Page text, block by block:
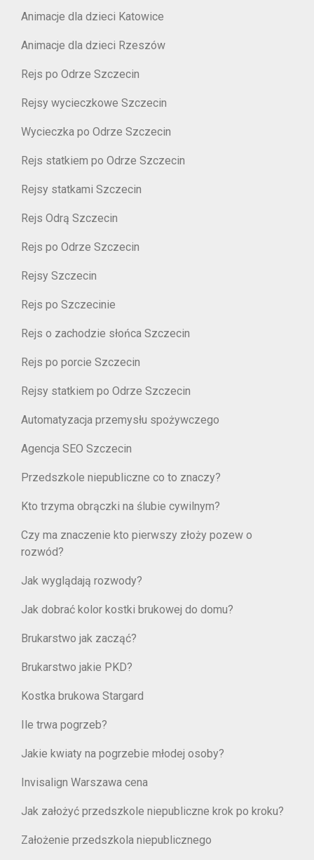
Animacje dla dzieci Katowice
Animacje dla dzieci Rzeszów
Rejs po Odrze Szczecin
Rejsy wycieczkowe Szczecin
Wycieczka po Odrze Szczecin
Rejs statkiem po Odrze Szczecin
Rejsy statkami Szczecin
Rejs Odrą Szczecin
Rejs po Odrze Szczecin
Rejsy Szczecin
Rejs po Szczecinie
Rejs o zachodzie słońca Szczecin
Rejs po porcie Szczecin
Rejsy statkiem po Odrze Szczecin
Automatyzacja przemysłu spożywczego
Agencja SEO Szczecin
Przedszkole niepubliczne co to znaczy?
Kto trzyma obrączki na ślubie cywilnym?
Czy ma znaczenie kto pierwszy złoży pozew o
rozwód?
Jak wyglądają rozwody?
Jak dobrać kolor kostki brukowej do domu?
Brukarstwo jak zacząć?
Brukarstwo jakie PKD?
Kostka brukowa Stargard
Ile trwa pogrzeb?
Jakie kwiaty na pogrzebie młodej osoby?
Invisalign Warszawa cena
Jak założyć przedszkole niepubliczne krok po kroku?
Założenie przedszkola niepublicznego